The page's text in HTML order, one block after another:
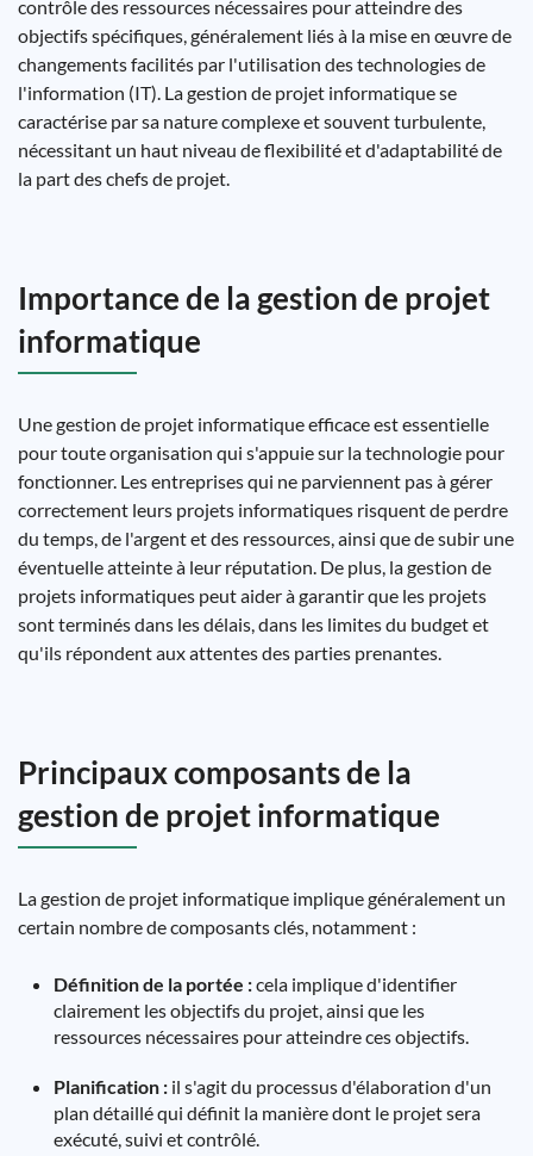
contrôle des ressources nécessaires pour atteindre des
objectifs spécifiques, généralement liés à la mise en œuvre de
changements facilités par l'utilisation des technologies de
l'information (IT). La gestion de projet informatique se
caractérise par sa nature complexe et souvent turbulente,
nécessitant un haut niveau de flexibilité et d'adaptabilité de
la part des chefs de projet.
Importance de la gestion de projet
informatique
Une gestion de projet informatique efficace est essentielle
pour toute organisation qui s'appuie sur la technologie pour
fonctionner. Les entreprises qui ne parviennent pas à gérer
correctement leurs projets informatiques risquent de perdre
du temps, de l'argent et des ressources, ainsi que de subir une
éventuelle atteinte à leur réputation. De plus, la gestion de
projets informatiques peut aider à garantir que les projets
sont terminés dans les délais, dans les limites du budget et
qu'ils répondent aux attentes des parties prenantes.
Principaux composants de la
gestion de projet informatique
La gestion de projet informatique implique généralement un
certain nombre de composants clés, notamment :
Définition de la portée :cela implique d'identifier
clairement les objectifs du projet, ainsi que les
ressources nécessaires pour atteindre ces objectifs.
Planification : il s'agit du processus d'élaboration d'un
plan détaillé qui définit la manière dont le projet sera
exécuté, suivi et contrôlé.